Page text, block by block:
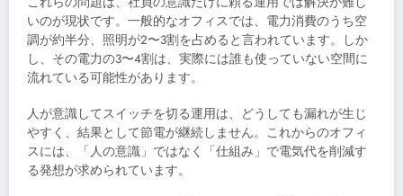
いのが現状です。一般的なオフィスでは、電力消費のうち空
調が約半分、照明が2〜3割を占めると言われています。しか
し、その電力の3〜4割は、実際には誰も使っていない空間に
流れている可能性があります。
人が意識してスイッチを切る運用は、どうしても漏れが生じ
やすく、結果として節電が継続しません。これからのオフィ
スには、「人の意識」ではなく「仕組み」で電気代を削減す
る発想が求められています。